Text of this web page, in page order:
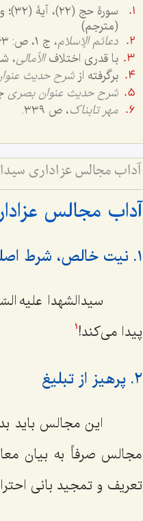
(مترجم)
دعائم الإسلام، ج ١، ص: ٦٣
با قدری اختلافالأمالی،
برگرفته ازشرح حدیث
شرح حدیث عنوان بصری
مهر تابناک، ص ٣٣٩.
آداب مجالس عزاداری
آداب مجالس
١. نیت خالص، شرط اصلی برگزاری مجالس سیدالشهدا علیه السّلام
سیدالشهدا علیه
پیدا می‌کند!1
٢. پرهیز از تبلیغ
این مجالس باید
مجالس صرفاً به بیان
تعریف و تمجید بانی